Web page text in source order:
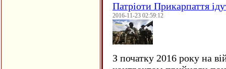
Патріоти Прикарпаття
2016-11-23 02:59:12
З початку 2016 року на